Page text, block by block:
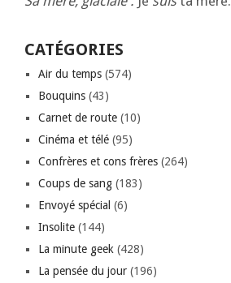
CATÉGORIES
Air du temps (574)
Bouquins (43)
Carnet de route (10)
Cinéma et télé (95)
Confrères et cons frères (264)
Coups de sang (183)
Envoyé spécial (6)
Insolite (144)
La minute geek (428)
La pensée du jour (196)